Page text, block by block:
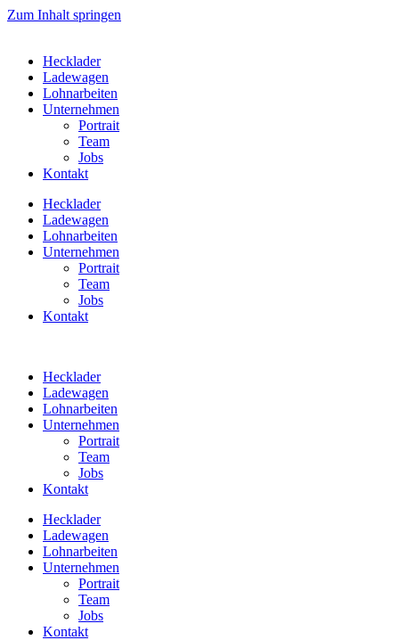
Zum Inhalt springen
Hecklader
Ladewagen
Lohnarbeiten
Unternehmen
Portrait
Team
Jobs
Kontakt
Hecklader
Ladewagen
Lohnarbeiten
Unternehmen
Portrait
Team
Jobs
Kontakt
Hecklader
Ladewagen
Lohnarbeiten
Unternehmen
Portrait
Team
Jobs
Kontakt
Hecklader
Ladewagen
Lohnarbeiten
Unternehmen
Portrait
Team
Jobs
Kontakt